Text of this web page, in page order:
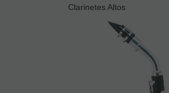
Clarinetes Altos